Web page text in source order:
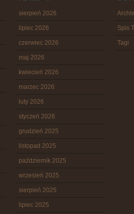
sierpień 2026
lipiec 2026
czerwiec 2026
maj 2026
kwiecień 2026
marzec 2026
luty 2026
styczeń 2026
grudzień 2025
listopad 2025
październik 2025
wrzesień 2025
sierpień 2025
lipiec 2025
Spis
Tagi